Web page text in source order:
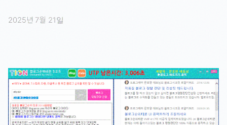
2025년 7월 21일